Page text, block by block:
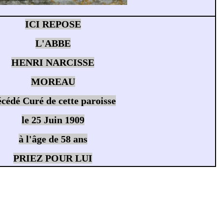
ICI REPOSE
L'ABBE
HENRI NARCISSE
MOREAU
Curé de cette paroisse
le 25 Juin 1909
à l'âge de 58 ans
PRIEZ POUR LUI